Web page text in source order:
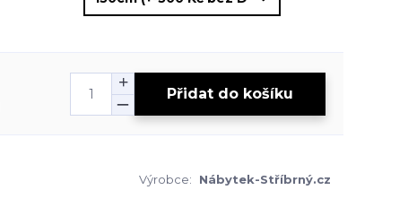
Přidat do košíku
Výrobce: Nábytek-Stříbrný.cz